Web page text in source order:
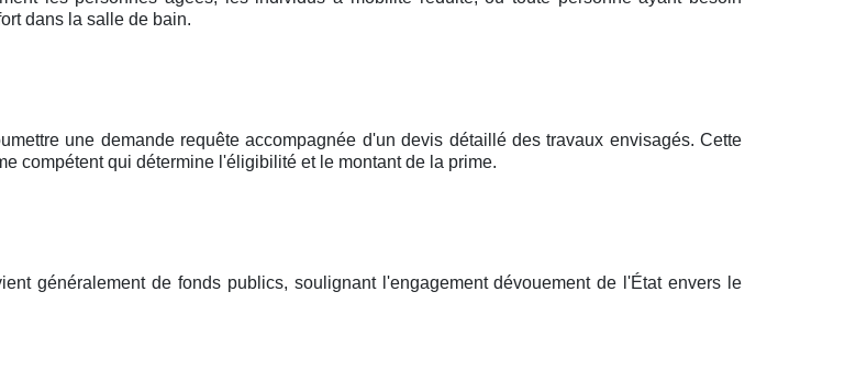
dans la salle de bain.
une demande requête accompagnée d'un devis détaillé des travaux envisagés. Cette
compétent qui détermine l'éligibilité et le montant de la prime.
généralement de fonds publics, soulignant l'engagement dévouement de l'État envers le